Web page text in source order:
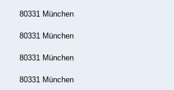
80331 München
80331 München
80331 München
80331 München